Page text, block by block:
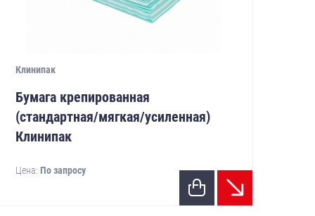
Клинипак
Бумага крепированная
(стандартная/мягкая/усиленная)
Клинипак
Цена: По запросу